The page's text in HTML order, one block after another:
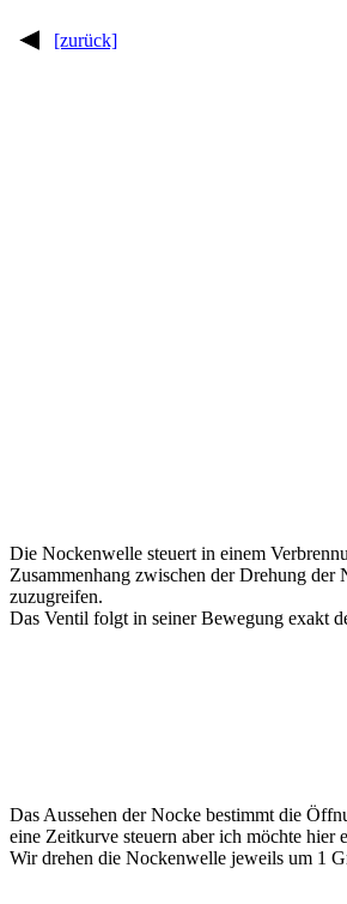
[zurück]
Die Nockenwelle steuert in einem
Zusammenhang zwischen der Drehung
zuzugreifen.
Das Ventil folgt in seiner Bewegung exakt
Das Aussehen der Nocke bestimmt die
eine Zeitkurve steuern aber ich möchte hier
Wir drehen die Nockenwelle jeweils um 1